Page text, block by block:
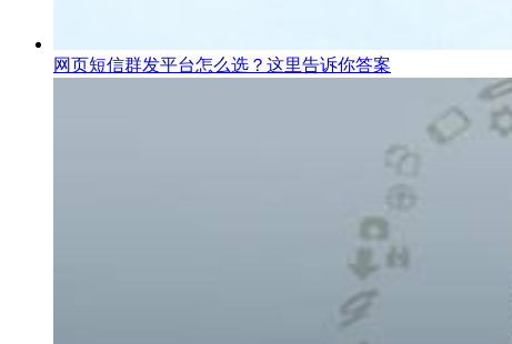
网页短信群发平台怎么选？这里告诉你答案